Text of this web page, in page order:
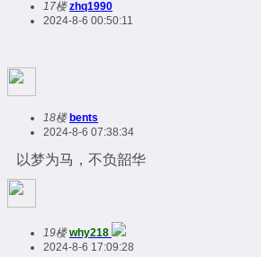
17楼 zhq1990
2024-8-6 00:50:11
18楼 bents
2024-8-6 07:38:34
以梦为马，不负韶华
19楼 why218
2024-8-6 17:09:28